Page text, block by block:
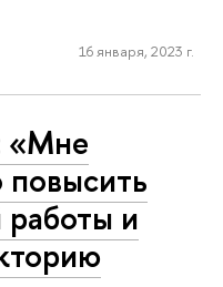
16 января, 2023 г.
«Мне
повысить
работы и